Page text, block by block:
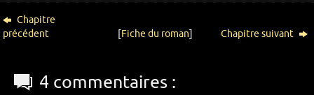
Chapitre
précédent
[Fiche du roman] Chapitre suivant
4 commentaires :